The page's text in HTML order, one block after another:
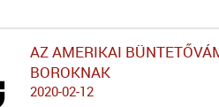
AZ AMERIKAI
BOROKNAK
2020-02-12